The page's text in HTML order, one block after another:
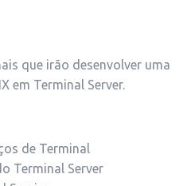
que irão desenvolver uma
em Terminal Server.
de Terminal
Terminal Server